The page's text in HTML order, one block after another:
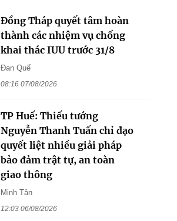
Đồng Tháp quyết tâm hoàn
thành các nhiệm vụ chống
khai thác IUU trước 31/8
Đan Quế
08:16 07/08/2026
TP Huế: Thiếu tướng
Nguyễn Thanh Tuấn chỉ đạo
quyết liệt nhiều giải pháp
bảo đảm trật tự, an toàn
giao thông
Minh Tân
12:03 06/08/2026